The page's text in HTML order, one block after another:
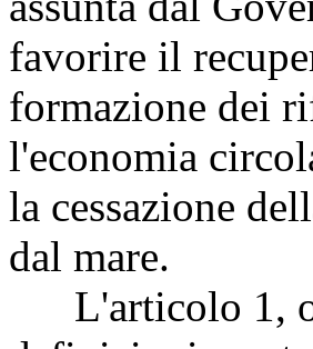
favorire il
formazione dei
l'economia
la cessazione
dal mare.
L'articolo 1,